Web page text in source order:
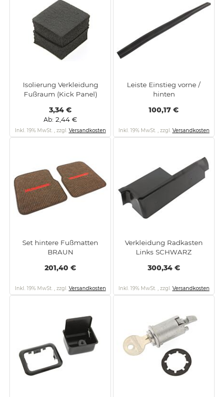
Isolierung Verkleidung
Fußraum (Kick Panel)
3,34 €
Ab 2,44 €
Inkl. 19% MwSt. , zzgl. Versandkosten
Leiste Einstieg vorne /
hinten
100,17 €
Inkl. 19% MwSt. , zzgl. Versandkosten
Set hintere Fußmatten
BRAUN
201,40 €
Inkl. 19% MwSt. , zzgl. Versandkosten
Verkleidung Radkasten
Links SCHWARZ
300,34 €
Inkl. 19% MwSt. , zzgl. Versandkosten